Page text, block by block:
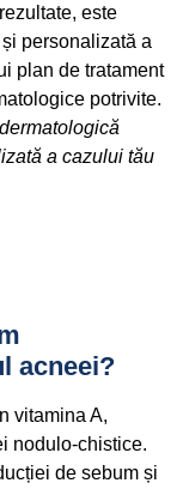
este
personalizată a
plan de tratament
potrivite.
a cazului tău
acneei?
vitamina A,
nodulo-chistice.
de sebum și